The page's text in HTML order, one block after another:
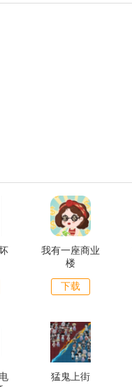
我有一座商业
楼
下载
猛鬼上街